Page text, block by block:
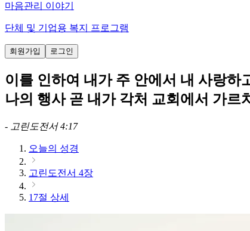
마음관리 이야기
단체 및 기업용 복지 프로그램
회원가입 로그인
이를 인하여 내가 주 안에서 내 사랑하
나의 행사 곧 내가 각처 교회에서 가르
- 고린도전서 4:17
오늘의 성경
고린도전서 4장
17절 상세